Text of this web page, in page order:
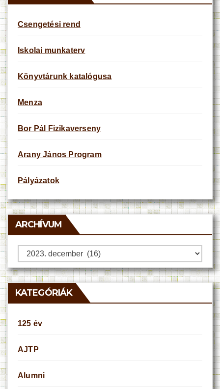
Csengetési rend
Iskolai munkaterv
Könyvtárunk katalógusa
Menza
Bor Pál Fizikaverseny
Arany János Program
Pályázatok
ARCHÍVUM
Archívum
KATEGÓRIÁK
125 év
AJTP
Alumni